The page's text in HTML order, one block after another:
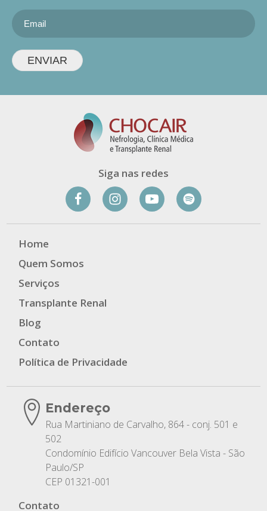
ENVIAR
Siga nas redes
Home
Quem Somos
Serviços
Transplante Renal
Blog
Contato
Política de Privacidade
Endereço
Rua Martiniano de Carvalho, 864 - conj. 501 e
502
Condomínio Edifício Vancouver Bela Vista - São
Paulo/SP
CEP 01321-001
Contato